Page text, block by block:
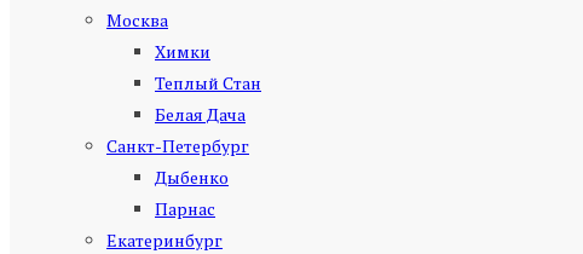
Москва
Химки
Теплый Стан
Белая Дача
Санкт-Петербург
Дыбенко
Парнас
Екатеринбург